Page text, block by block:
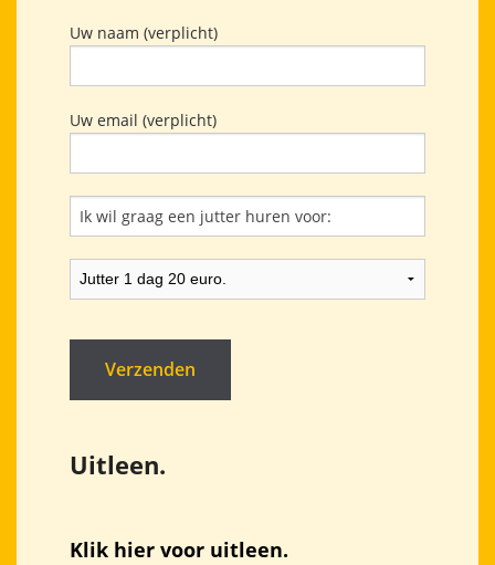
Uw naam (verplicht)
Uw email (verplicht)
Uitleen.
Klik hier voor uitleen.